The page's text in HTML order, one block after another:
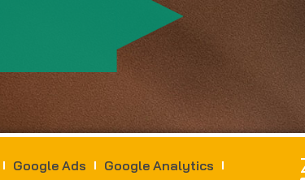
Google Ads
Google Analytics